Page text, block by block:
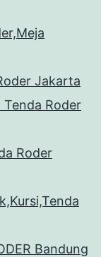
Jakarta
Tenda Roder
Roder
Bandung